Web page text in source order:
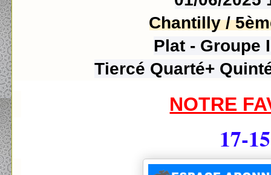
Chantilly / 5
Plat - Groupe
Tiercé Quarté+
NOTRE
17-15